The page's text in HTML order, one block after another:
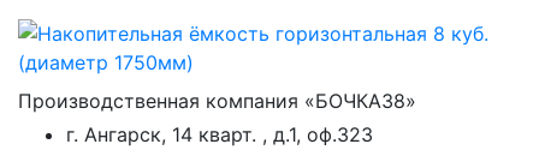
Производственная компания «БОЧКА38»
г. Ангарск, 14 кварт. , д.1, оф.323